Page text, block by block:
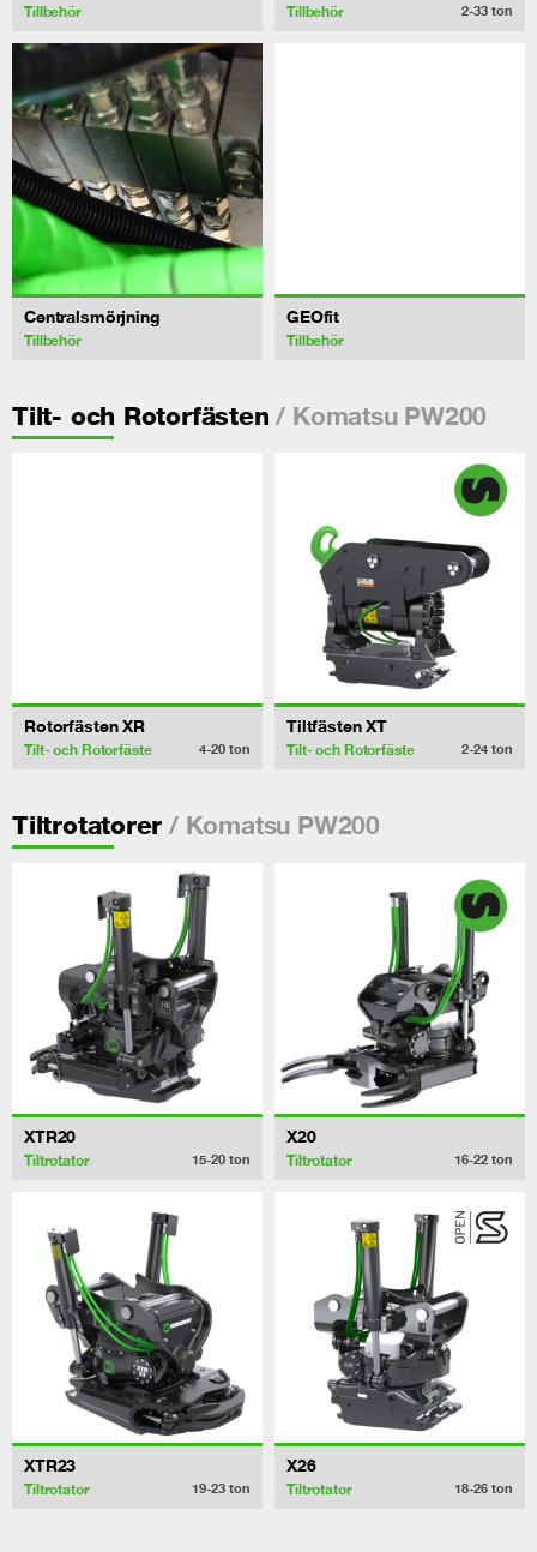
Tillbehör Tillbehör 2-33 ton
Centralsmörjning
Tillbehör
GEOfit
Tillbehör
Tilt- och Rotorfästen / Komatsu PW200
Rotorfästen XR
Tilt- och Rotorfäste 4-20 ton
Tiltfästen XT
Tilt- och Rotorfäste 2-24 ton
Tiltrotatorer / Komatsu PW200
XTR20
Tiltrotator 15-20 ton
X20
Tiltrotator 16-22 ton
XTR23
Tiltrotator 19-23 ton
X26
Tiltrotator 18-26 ton